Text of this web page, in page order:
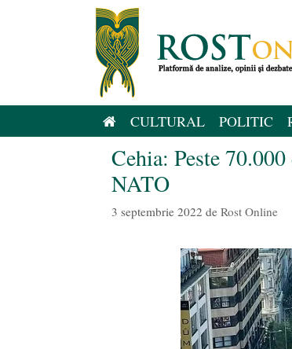
CULTURAL POLITIC
Cehia: Peste
NATO
3 septembrie 2022 de Rost Online